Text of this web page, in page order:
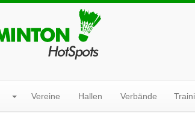
Vereine Hallen Verbände